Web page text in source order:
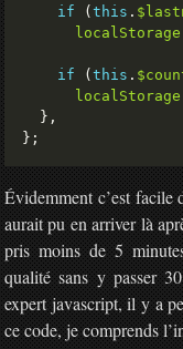
if ( this .
localStorage
if ( this .
localStorage
Évidemment c’est
aurait pu en arriver là
pris moins de 5
qualité sans y passer
expert javascript, il y a
ce code, je comprends